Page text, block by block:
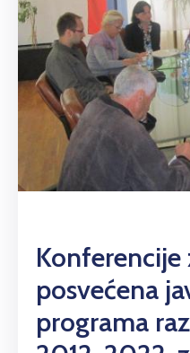
Konferencije
posvećena
programa